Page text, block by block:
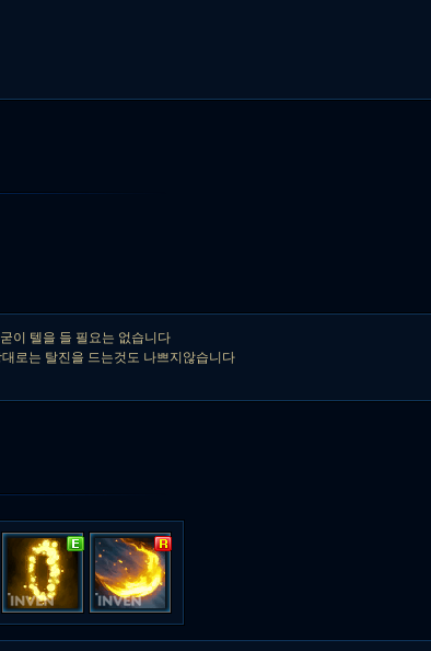
이 텔을 들 필요는 없습니다
로는 탈진을 드는것도 나쁘지않습니다